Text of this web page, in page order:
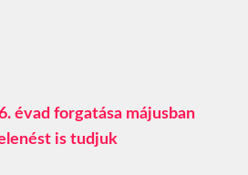
évad forgatása májusban
is tudjuk